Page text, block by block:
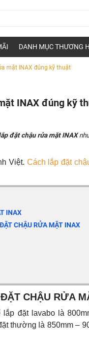
DANH MỤC THƯƠNG
mặt INAX đúng kỹ thuật
INAX đúng kỹ
đặt chậu rửa mặt INAX
Việt. Cách lắp đặt
INAX
CHẬU RỬA MẶT INAX
CHẬU RỬA
đặt lavabo là
thường là 850mm –